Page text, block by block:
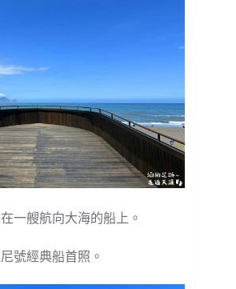
一艘航向大海的船上。
號經典船首照。